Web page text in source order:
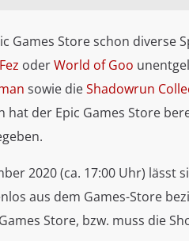
Games Store schon diverse
oderWorld of Goo
sowie dieShadowrun
hat der Epic Games Store
2020 (ca. 17:00 Uhr) lässt
aus dem Games-Store
Store, bzw. muss die